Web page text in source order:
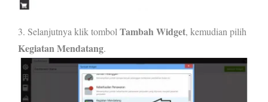
3. Selanjutnya klik tombol Tambah Widget, kemudian pilih
Kegiatan Mendatang.